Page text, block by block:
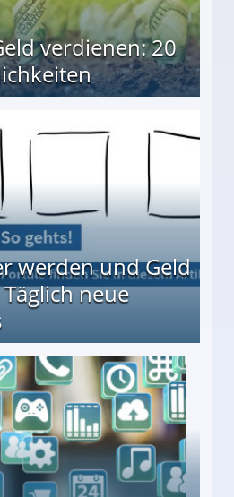
verdienen: 20
werden und Geld
neue